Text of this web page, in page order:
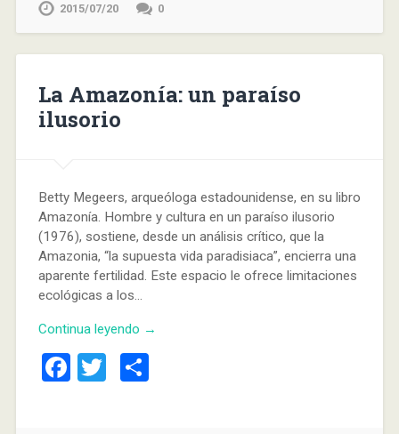
2015/07/20 0
La Amazonía: un paraíso
ilusorio
Betty Megeers, arqueóloga estadounidense, en su libro
Amazonía. Hombre y cultura en un paraíso ilusorio
(1976), sostiene, desde un análisis crítico, que la
Amazonia, “la supuesta vida paradisiaca”, encierra una
aparente fertilidad. Este espacio le ofrece limitaciones
ecológicas a los…
Continua leyendo →
Facebook
Twitter